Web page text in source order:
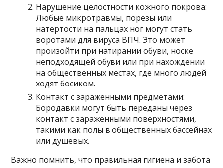
Нарушение целостности кожного покрова:
Любые микротравмы, порезы или
натертости на пальцах ног могут стать
воротами для вируса ВПЧ. Это может
произойти при натирании обуви, носке
неподходящей обуви или при нахождении
на общественных местах, где много людей
ходят босиком.
Контакт с зараженными предметами:
Бородавки могут быть переданы через
контакт с зараженными поверхностями,
такими как полы в общественных бассейнах
или душевых.
Важно помнить, что правильная гигиена и забота